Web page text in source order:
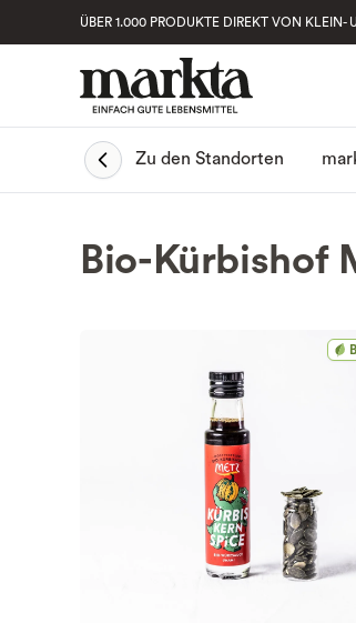
ÜBER 1.000 PRODUKTE DIREKT VON KLEIN-
Zu den Standorten
Bio-Kürbishof